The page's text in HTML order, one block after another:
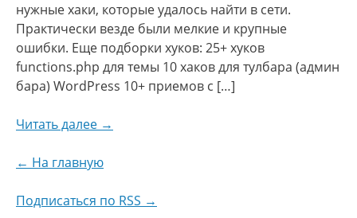
нужные хаки, которые удалось найти в сети.
Практически везде были мелкие и крупные
ошибки. Еще подборки хуков: 25+ хуков
functions.php для темы 10 хаков для тулбара (админ
бара) WordPress 10+ приемов с […]
Читать далее →
← На главную
Подписаться по RSS →